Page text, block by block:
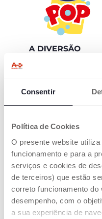
Consentir
Política de Cookies
O presente website
funcionamento e para a
serviços e cookies de
de terceiros) que estão
correto funcionamento do
desempenho, com o
a sua experiência de
A DIVERSÃO
Com a Chicco POP,
SALPICOS DE
MELANCIA